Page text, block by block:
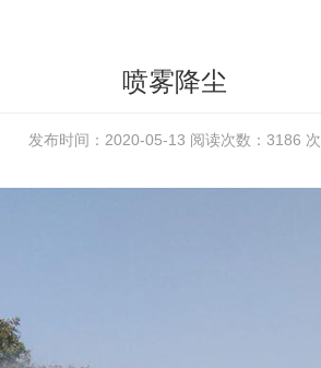
喷雾降尘
发布时间：2020-05-13 阅读次数：3186 次